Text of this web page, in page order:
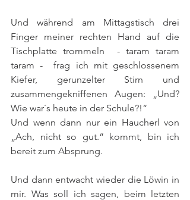
Und während am Mittagstisch drei
Finger meiner rechten Hand auf die
Tischplatte trommeln  - taram taram
taram -  frag ich mit geschlossenem
Kiefer, gerunzelter Stirn und
zusammengekniffenen Augen: „Und?
Wie war´s heute in der Schule?!“
Und wenn dann nur ein Haucherl von
„Ach, nicht so gut.“ kommt, bin ich
bereit zum Absprung.
Und dann entwacht wieder die Löwin in
mir. Was soll ich sagen, beim letzten